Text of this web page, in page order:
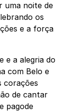
uma noite de
os
e a força
e a alegria do
com Belo e
corações
de cantar
pagode